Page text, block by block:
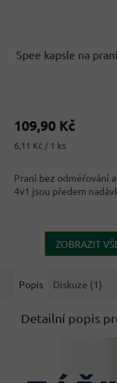
Spee kapsle na
109,90 Kč
Měrná
6,11 Kč / 1 ks
Praní bez odměřování
4v1 jsou předem
ZOBRAZIT
Popis Diskuze (1)
Detailní popis